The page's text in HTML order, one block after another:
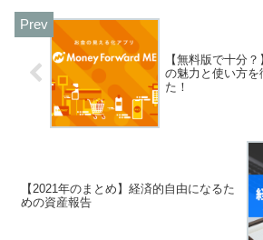
【無料版で十分
の魅力と使い方
た！
【2021年のまとめ】経済的自由になるた
めの資産報告